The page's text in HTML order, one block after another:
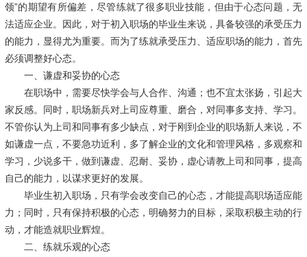
领”的期望有所偏差，尽管练就了很多职业技能，但由于心态问题，无
法适应企业。因此，对于初入职场的毕业生来说，具备较强的承受压力
的能力，显得尤为重要。而为了练就承受压力、适应职场的能力，首先
必须调整好心态。
一、谦虚和妥协的心态
在职场中，需要尽快学会与人合作、沟通；也不宜太张扬，引起大
家反感。同时，职场新兵对上司应尊重、磨合，对同事多支持、学习。
不管你认为上司和同事有多少缺点，对于刚到企业的职场新人来说，不
如谦虚一点，不要急功近利，多了解企业的文化和管理风格，多观察和
学习，少说多干，做到谦虚、忍耐、妥协，虚心请教上司和同事，提高
自己的能力，以谋求更好的发展。
毕业生初入职场，只有学会改变自己的心态，才能提高职场适应能
力；同时，只有保持积极的心态，明确努力的目标，采取积极主动的行
动，才能造就职业辉煌。
二、练就乐观的心态